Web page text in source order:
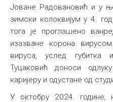
Јоване Радовановић и у
зимски колоквијум у 4.
тога је проглашено
изазване корона
вируса, услед губитка
Туцаковић доноси
каријеру и одустане од
У октобру 2024. године,